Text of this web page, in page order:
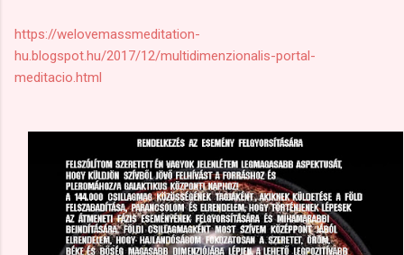
https://welovemassmeditation-
hu.blogspot.hu/2017/12/multidimenzionalis-portal-
meditacio.html